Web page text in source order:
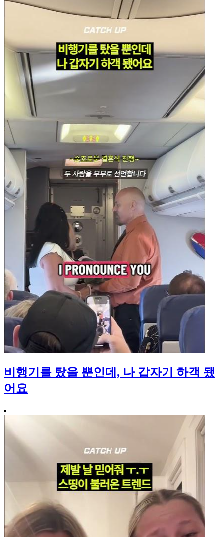
비행기를 탔을 뿐인데, 나 갑자기 하객 됐
어요